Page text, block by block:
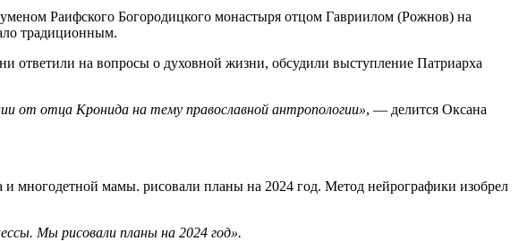
Раифского Богородицкого монастыря отцом Гавриилом (Рожнов) на
традиционным.
ответили на вопросы о духовной жизни, обсудили выступление Патриарха
от отца Кронида на тему православной антропологии», — делится Оксана
многодетной мамы. рисовали планы на 2024 год. Метод нейрографики изобрел
Мы рисовали планы на 2024 год».